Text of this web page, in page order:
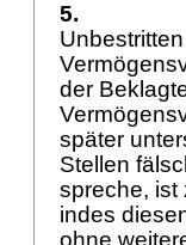
5.
der
später
Stellen
spreche, ist
indes
ohne